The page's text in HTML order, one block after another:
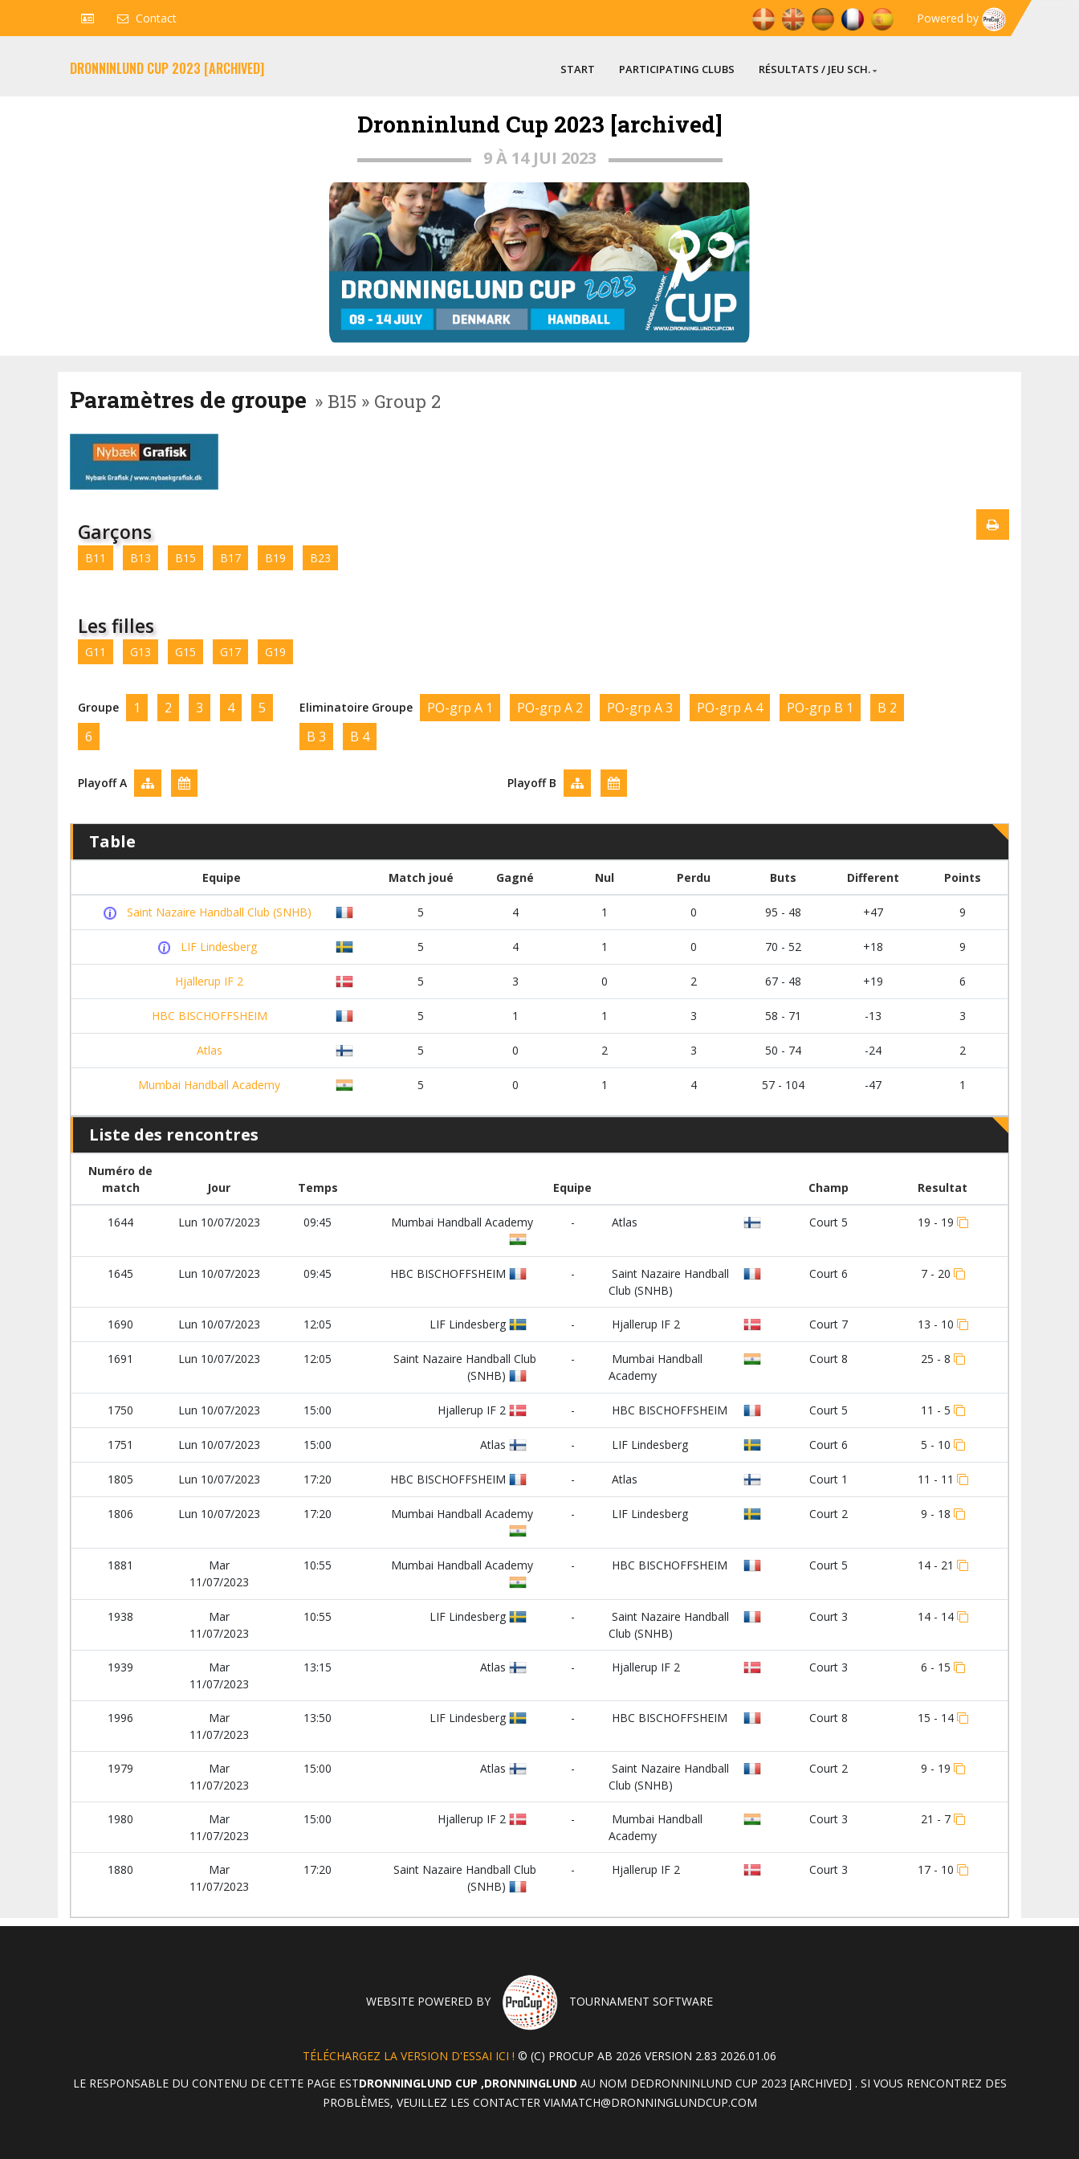
Contact Powered by
DRONNINLUND CUP 2023 [ARCHIVED] START PARTICIPATING CLUBS RÉSULTATS / JEU SCH.
Dronninlund Cup 2023 [archived]
9 À 14 JUI 2023
Paramètres de groupe » B15 » Group 2
Garçons
B11 B13 B15 B17 B19 B23
Les filles
G11 G13 G15 G17 G19
Groupe 1 2 3 4
5
6
Eliminatoire Groupe PO-grp A 1 PO-grp A 2 PO-grp A 3 PO-grp A 4 PO-grp B 1
B 2
B 3
B 4
Playoff A Playoff B
Table
Equipe Match joué Gagné Nul Perdu Buts Different Points
Saint Nazaire Handball Club (SNHB) 5 4 1 0 95 - 48 +47 9
LIF Lindesberg 5 4 1 0 70 - 52 +18 9
Hjallerup IF 2 5 3 0 2 67 - 48 +19 6
HBC BISCHOFFSHEIM 5 1 1 3 58 - 71 -13 3
Atlas 5 0 2 3 50 - 74 -24 2
Mumbai Handball Academy 5 0 1 4 57 - 104 -47 1
Liste des rencontres
Numéro de
match
Jour Temps Equipe Champ Resultat
1644 Lun 10/07/2023 09:45 Mumbai Handball Academy - Atlas Court 5 19 - 19
1645 Lun 10/07/2023 09:45 HBC BISCHOFFSHEIM -
Saint Nazaire Handball
Club (SNHB)
Court 6 7 - 20
1690 Lun 10/07/2023 12:05 LIF Lindesberg - Hjallerup IF 2 Court 7 13 - 10
1691 Lun 10/07/2023 12:05
Saint Nazaire Handball Club
(SNHB)
-
Mumbai Handball
Academy
Court 8 25 - 8
1750 Lun 10/07/2023 15:00 Hjallerup IF 2 - HBC BISCHOFFSHEIM Court 5 11 - 5
1751 Lun 10/07/2023 15:00 Atlas - LIF Lindesberg Court 6 5 - 10
1805 Lun 10/07/2023 17:20 HBC BISCHOFFSHEIM - Atlas Court 1 11 - 11
1806 Lun 10/07/2023 17:20 Mumbai Handball Academy - LIF Lindesberg Court 2 9 - 18
1881
Mar
11/07/2023
10:55 Mumbai Handball Academy - HBC BISCHOFFSHEIM Court 5 14 - 21
1938
Mar
11/07/2023
10:55 LIF Lindesberg -
Saint Nazaire Handball
Club (SNHB)
Court 3 14 - 14
1939
Mar
11/07/2023
13:15 Atlas - Hjallerup IF 2 Court 3 6 - 15
1996
Mar
11/07/2023
13:50 LIF Lindesberg - HBC BISCHOFFSHEIM Court 8 15 - 14
1979
Mar
11/07/2023
15:00 Atlas -
Saint Nazaire Handball
Club (SNHB)
Court 2 9 - 19
1980
Mar
11/07/2023
15:00 Hjallerup IF 2 -
Mumbai Handball
Academy
Court 3 21 - 7
1880
Mar
11/07/2023
17:20
Saint Nazaire Handball Club
(SNHB)
- Hjallerup IF 2 Court 3 17 - 10
WEBSITE POWERED BY TOURNAMENT SOFTWARE
TÉLÉCHARGEZ LA VERSION D'ESSAI ICI ! © (C) PROCUP AB 2026 VERSION 2.83 2026.01.06
LE RESPONSABLE DU CONTENU DE CETTE PAGE ESTDRONNINGLUND CUP ,DRONNINGLUND AU NOM DEDRONNINLUND CUP 2023 [ARCHIVED] . SI VOUS RENCONTREZ DES
PROBLÈMES, VEUILLEZ LES CONTACTER VIAMATCH@DRONNINGLUNDCUP.COM